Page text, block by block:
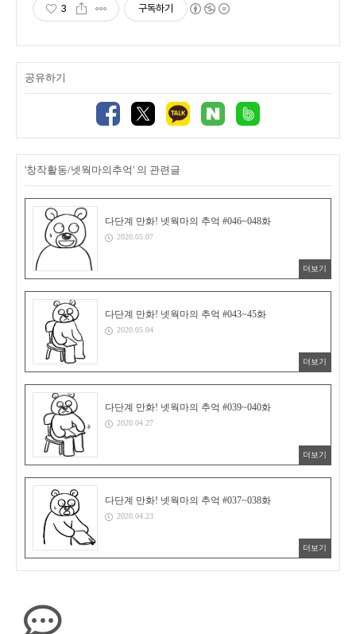
3 구독하기
공유하기
'창작활동/넷웍마의추억' 의 관련글
다단계 만화! 넷웍마의 추억 #046~048화
2020.05.07
더보기
다단계 만화! 넷웍마의 추억 #043~45화
2020.05.04
더보기
다단계 만화! 넷웍마의 추억 #039~040화
2020.04.27
더보기
다단계 만화! 넷웍마의 추억 #037~038화
2020.04.23
더보기